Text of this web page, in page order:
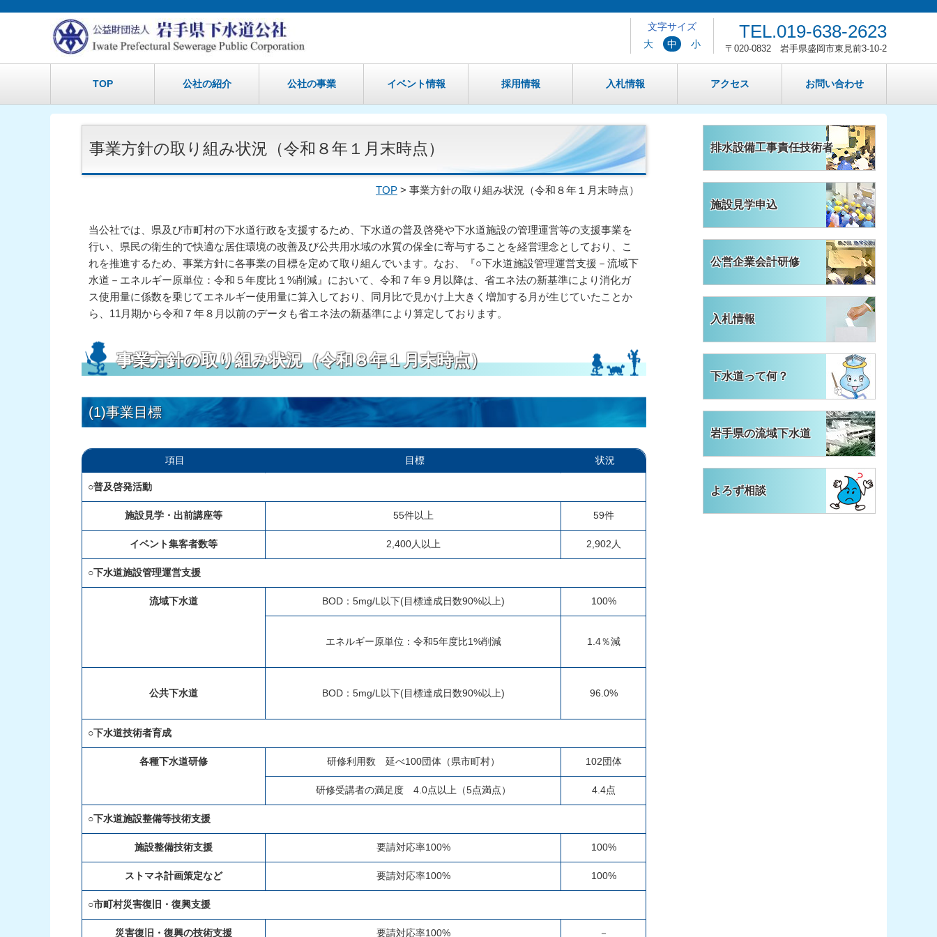
TEL.019-638-2623
〒020-0832 岩手県盛岡市東見前3-10-2
文字サイズ
大
中 小
TOP 公社の紹介 公社の事業 イベント情報 採用情報 入札情報 アクセス お問い合わせ
事業方針の取り組み状況（令和８年１月末時点）
TOP > 事業方針の取り組み状況（令和８年１月末時点）
当公社では、県及び市町村の下水道行政を支援するため、下水道の普及啓発や下水道施設の管理運営等の支援事業を
行い、県民の衛生的で快適な居住環境の改善及び公共用水域の水質の保全に寄与することを経営理念としており、こ
れを推進するため、事業方針に各事業の目標を定めて取り組んでいます。なお、『○下水道施設管理運営支援－流域下
水道－エネルギー原単位：令和５年度比１%削減』において、令和７年９月以降は、省エネ法の新基準により消化ガ
ス使用量に係数を乗じてエネルギー使用量に算入しており、同月比で見かけ上大きく増加する月が生じていたことか
ら、11月期から令和７年８月以前のデータも省エネ法の新基準により算定しております。
事業方針の取り組み状況（令和８年１月末時点）
(1)事業目標
項目 目標 状況
○普及啓発活動
施設見学・出前講座等 55件以上 59件
イベント集客者数等 2,400人以上 2,902人
○下水道施設管理運営支援
流域下水道 BOD：5mg/L以下(目標達成日数90%以上) 100%
エネルギー原単位：令和5年度比1%削減 1.4％減
公共下水道 BOD：5mg/L以下(目標達成日数90%以上) 96.0%
○下水道技術者育成
各種下水道研修 研修利用数 延べ100団体（県市町村） 102団体
研修受講者の満足度 4.0点以上（5点満点） 4.4点
○下水道施設整備等技術支援
施設整備技術支援 要請対応率100% 100%
ストマネ計画策定など 要請対応率100% 100%
○市町村災害復旧・復興支援
災害復旧・復興の技術支援 要請対応率100% －
排水設備工事責任技術者
施設見学申込
公営企業会計研修
入札情報
下水道って何？
岩手県の流域下水道
よろず相談